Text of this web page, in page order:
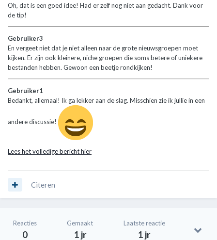
Oh, dat is een goed idee! Had er zelf nog niet aan gedacht. Dank voor
de tip!
Gebruiker3
En vergeet niet dat je niet alleen naar de grote nieuwsgroepen moet
kijken. Er zijn ook kleinere, niche groepen die soms betere of uniekere
bestanden hebben. Gewoon een beetje rondkijken!
Gebruiker1
Bedankt, allemaal! Ik ga lekker aan de slag. Misschien zie ik jullie in een
andere discussie!
Lees het volledige bericht hier
Citeren
Reacties
0
Gemaakt
1 jr
Laatste reactie
1 jr